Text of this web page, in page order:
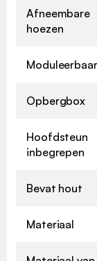
Afneembare
hoezen
Moduleerbaar
Opbergbox
Hoofdsteun
inbegrepen
Bevat hout
Materiaal